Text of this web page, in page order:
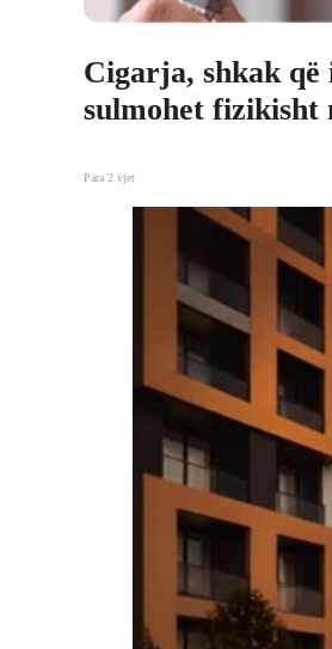
Cigarja, shkak
sulmohet fizikisht
Para 2 vjet